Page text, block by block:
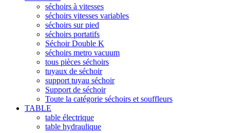
séchoirs à vitesses
séchoirs vitesses variables
séchoirs sur pied
séchoirs portatifs
Séchoir Double K
séchoirs metro vacuum
tous pièces séchoirs
tuyaux de séchoir
support tuyau séchoir
Support de séchoir
Toute la catégorie séchoirs et souffleurs
TABLE
table électrique
table hydraulique